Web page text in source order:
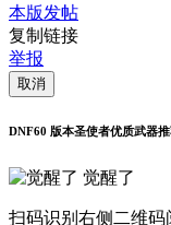
本版发帖
复制链接
举报
取消
DNF60 版本圣使者优质武器
觉醒了
扫码识别右侧二维码